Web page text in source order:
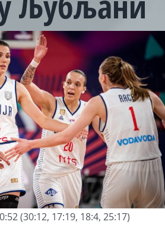
(30:12, 17:19, 18:4, 25:17)